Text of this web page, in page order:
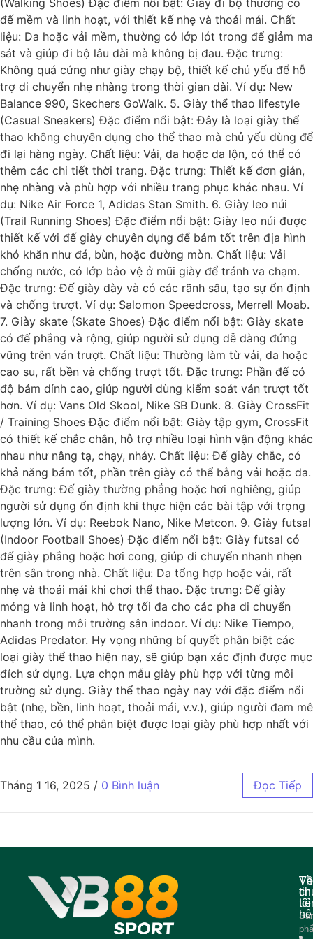
(Walking Shoes) Đặc điểm nổi bật: Giày đi bộ thường có
đế mềm và linh hoạt, với thiết kế nhẹ và thoải mái. Chất
liệu: Da hoặc vải mềm, thường có lớp lót trong để giảm ma
sát và giúp đi bộ lâu dài mà không bị đau. Đặc trưng:
Không quá cứng như giày chạy bộ, thiết kế chủ yếu để hỗ
trợ di chuyển nhẹ nhàng trong thời gian dài. Ví dụ: New
Balance 990, Skechers GoWalk. 5. Giày thể thao lifestyle
(Casual Sneakers) Đặc điểm nổi bật: Đây là loại giày thể
thao không chuyên dụng cho thể thao mà chủ yếu dùng để
đi lại hàng ngày. Chất liệu: Vải, da hoặc da lộn, có thể có
thêm các chi tiết thời trang. Đặc trưng: Thiết kế đơn giản,
nhẹ nhàng và phù hợp với nhiều trang phục khác nhau. Ví
dụ: Nike Air Force 1, Adidas Stan Smith. 6. Giày leo núi
(Trail Running Shoes) Đặc điểm nổi bật: Giày leo núi được
thiết kế với đế giày chuyên dụng để bám tốt trên địa hình
khó khăn như đá, bùn, hoặc đường mòn. Chất liệu: Vải
chống nước, có lớp bảo vệ ở mũi giày để tránh va chạm.
Đặc trưng: Đế giày dày và có các rãnh sâu, tạo sự ổn định
và chống trượt. Ví dụ: Salomon Speedcross, Merrell Moab.
7. Giày skate (Skate Shoes) Đặc điểm nổi bật: Giày skate
có đế phẳng và rộng, giúp người sử dụng dễ dàng đứng
vững trên ván trượt. Chất liệu: Thường làm từ vải, da hoặc
cao su, rất bền và chống trượt tốt. Đặc trưng: Phần đế có
độ bám dính cao, giúp người dùng kiểm soát ván trượt tốt
hơn. Ví dụ: Vans Old Skool, Nike SB Dunk. 8. Giày CrossFit
/ Training Shoes Đặc điểm nổi bật: Giày tập gym, CrossFit
có thiết kế chắc chắn, hỗ trợ nhiều loại hình vận động khác
nhau như nâng tạ, chạy, nhảy. Chất liệu: Đế giày chắc, có
khả năng bám tốt, phần trên giày có thể bằng vải hoặc da.
Đặc trưng: Đế giày thường phẳng hoặc hơi nghiêng, giúp
người sử dụng ổn định khi thực hiện các bài tập với trọng
lượng lớn. Ví dụ: Reebok Nano, Nike Metcon. 9. Giày futsal
(Indoor Football Shoes) Đặc điểm nổi bật: Giày futsal có
đế giày phẳng hoặc hơi cong, giúp di chuyển nhanh nhẹn
trên sân trong nhà. Chất liệu: Da tổng hợp hoặc vải, rất
nhẹ và thoải mái khi chơi thể thao. Đặc trưng: Đế giày
mỏng và linh hoạt, hỗ trợ tối đa cho các pha di chuyển
nhanh trong môi trường sân indoor. Ví dụ: Nike Tiempo,
Adidas Predator. Hy vọng những bí quyết phân biệt các
loại giày thể thao hiện nay, sẽ giúp bạn xác định được mục
đích sử dụng. Lựa chọn mẫu giày phù hợp với từng môi
trường sử dụng. Giày thể thao ngày nay với đặc điểm nổi
bật (nhẹ, bền, linh hoạt, thoải mái, v.v.), giúp người đam mê
thể thao, có thể phân biệt được loại giày phù hợp nhất với
nhu cầu của mình.
Tháng 1 16, 2025 / 0 Bình luận Đọc Tiếp
Về
tôi
tin
hệ